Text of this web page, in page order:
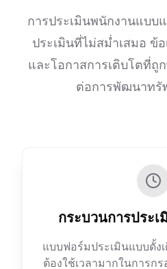
การประเมินพนักงานแบบ
ประเมินที่ไม่สม่ำเสมอ ข้
และโอกาสการเติบโตที่ถู
ต่อการพัฒนาทรั
กระบวนการประเ
แบบฟอร์มประเมินแบบดั้ง
ต้องใช้เวลามากในการก